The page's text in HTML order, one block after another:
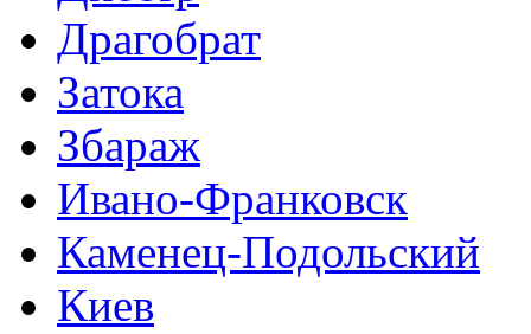
Драгобрат
Затока
Збараж
Ивано-Франковск
Каменец-Подольский
Киев